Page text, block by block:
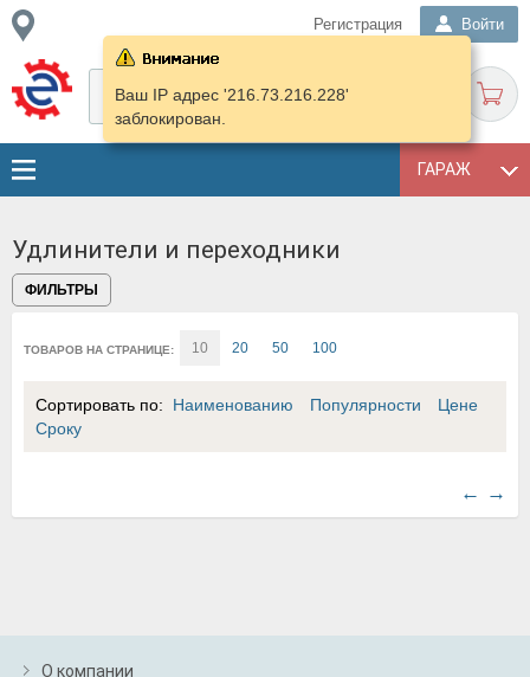
Регистрация Войти
ГАРАЖ
Ваш IP адрес '216.73.216.228'
заблокирован.
Удлинители и переходники
ФИЛЬТРЫ
ТОВАРОВ НА СТРАНИЦЕ: 10 20 50 100
Сортировать по: Наименованию Популярности
Цене
Сроку
← →
О компании